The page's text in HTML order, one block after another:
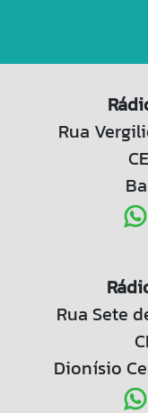
Rua
Rua Sete
Dionísio